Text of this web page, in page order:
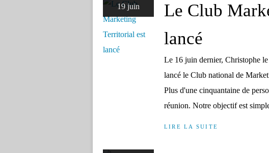
19 juin
Le Club
lancé
Le 16 juin dernier, Christophe
lancé le Club national de
Plus d'une cinquantaine de
réunion. Notre objectif est
LIRE LA SUITE